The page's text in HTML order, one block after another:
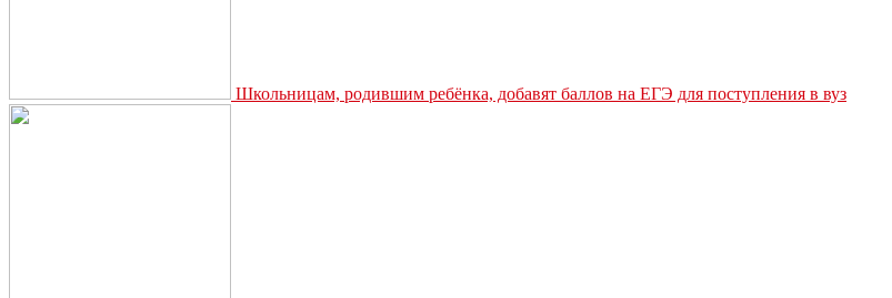
Школьницам, родившим ребёнка, добавят баллов на ЕГЭ для поступления в вуз